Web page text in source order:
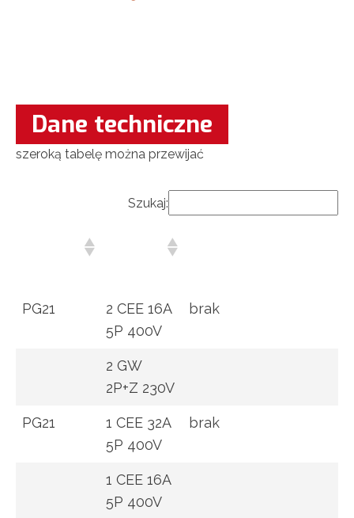
Dane techniczne
szeroką tabelę można przewijać
Szukaj:
PG21
2 CEE 16A
5P 400V
brak
2 GW
2P+Z 230V
PG21
1 CEE 32A
5P 400V
brak
1 CEE 16A
5P 400V